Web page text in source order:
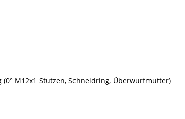
M12x1 Stutzen, Schneidring, Überwurfmutter)